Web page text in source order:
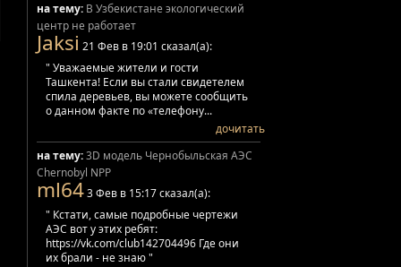
на тему: В Узбекистане экологический
центр не работает
Jaksi 21 Фев в 19:01 сказал(а):
" Уважаемые жители и гости
Ташкента! Если вы стали свидетелем
спила деревьев, вы можете сообщить
о данном факте по «телефону...
дочитать
на тему:3D модель Чернобыльская АЭС
Chernobyl NPP
ml643 Фев в 15:17 сказал(а):
" Кстати, самые подробные чертежи
АЭС вот у этих ребят:
https://vk.com/club142704496 Где они
их брали - не знаю "